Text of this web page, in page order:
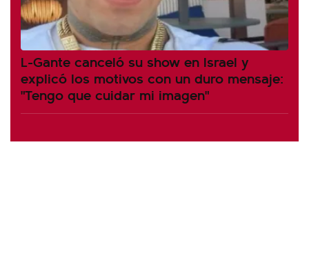
L-Gante canceló su show en Israel y
explicó los motivos con un duro mensaje:
"Tengo que cuidar mi imagen"